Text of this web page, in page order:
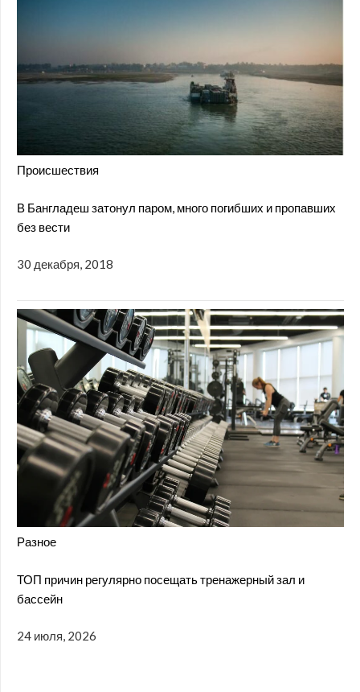
Происшествия
В Бангладеш затонул паром, много погибших и пропавших
без вести
30 декабря, 2018
Разное
ТОП причин регулярно посещать тренажерный зал и
бассейн
24 июля, 2026